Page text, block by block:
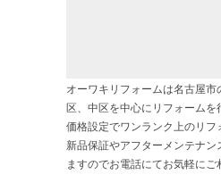
オーワキリフォームは名古屋
区、中区を中心にリフォーム
価格設定でワンランク上のリフ
新品保証やアフターメンテナン
ますのでお電話にてお気軽にご